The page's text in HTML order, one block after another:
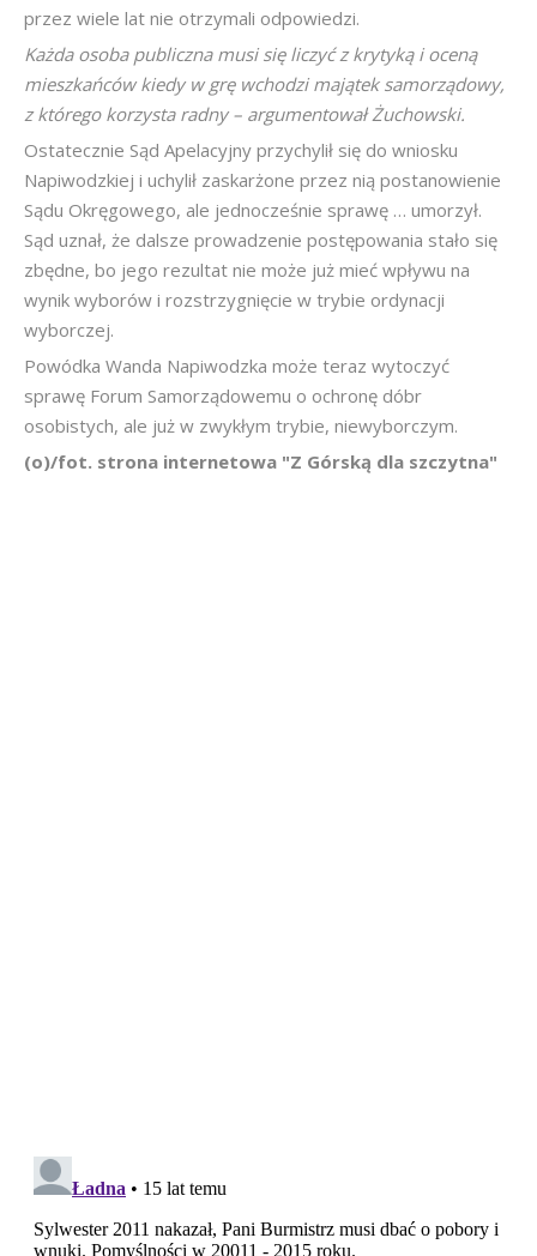
przez wiele lat nie otrzymali odpowiedzi.
Każda osoba publiczna musi się liczyć z krytyką i oceną
mieszkańców kiedy w grę wchodzi majątek samorządowy,
z którego korzysta radny – argumentował Żuchowski.
Ostatecznie Sąd Apelacyjny przychylił się do wniosku
Napiwodzkiej i uchylił zaskarżone przez nią postanowienie
Sądu Okręgowego, ale jednocześnie sprawę … umorzył.
Sąd uznał, że dalsze prowadzenie postępowania stało się
zbędne, bo jego rezultat nie może już mieć wpływu na
wynik wyborów i rozstrzygnięcie w trybie ordynacji
wyborczej.
Powódka Wanda Napiwodzka może teraz wytoczyć
sprawę Forum Samorządowemu o ochronę dóbr
osobistych, ale już w zwykłym trybie, niewyborczym.
(o)/fot. strona internetowa "Z Górską dla szczytna"